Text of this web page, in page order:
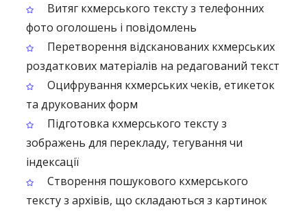
Витяг кхмерського тексту з телефонних
фото оголошень і повідомлень
Перетворення відсканованих кхмерських
роздаткових матеріалів на редагований текст
Оцифрування кхмерських чеків, етикеток
та друкованих форм
Підготовка кхмерського тексту з
зображень для перекладу, тегування чи
індексації
Створення пошукового кхмерського
тексту з архівів, що складаються з картинок